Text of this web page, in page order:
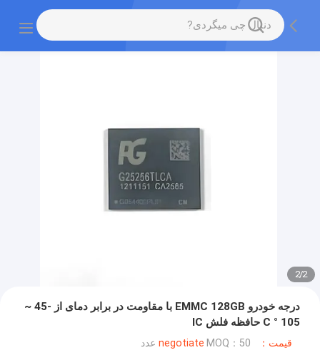
2
/
2
درجه خودرو EMMC 128GB با مقاومت در برابر دمای از -45 ~
105 ° C حافظه فلش IC
قیمت：negotiate MOQ：50 عدد